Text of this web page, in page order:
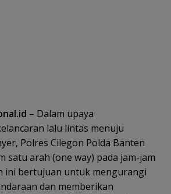
– Dalam upaya
lalu lintas menuju
Polres Cilegon Polda Banten
satu arah (one way) pada jam-jam
ini bertujuan untuk mengurangi
dan memberikan